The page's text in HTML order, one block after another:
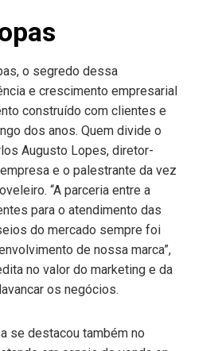
o segredo dessa
e crescimento empresarial
construído com clientes e
dos anos. Quem divide o
Augusto Lopes, diretor-
e o palestrante da vez
“A parceria entre a
para o atendimento das
do mercado sempre foi
de nossa marca”,
no valor do marketing e da
os negócios.
se destacou também no